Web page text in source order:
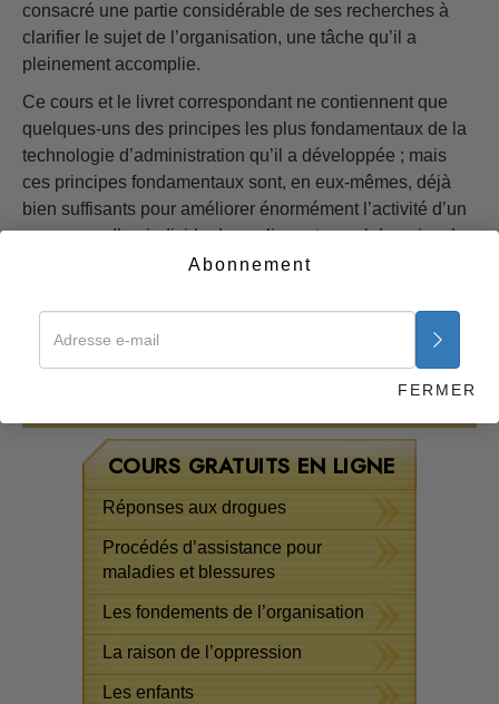
consacré une partie considérable de ses recherches à
clarifier le sujet de l’organisation, une tâche qu’il a
pleinement accomplie.
Ce cours et le livret correspondant ne contiennent que
quelques-uns des principes les plus fondamentaux de la
technologie d’administration qu’il a développée ; mais
ces principes fondamentaux sont, en eux-mêmes, déjà
bien suffisants pour améliorer énormément l’activité d’un
groupe ou d’un individu dans n’importe quel domaine. Le
chaos et la confusion ne sont pas des conditions de vie
naturelles ne sont pas comprises et suivies. Ce chapitre
contient quelques-unes des lois naturelles sur
l’organisation.
COURS GRATUITS EN LIGNE
Réponses aux drogues
Procédés d’assistance pour
maladies et blessures
Les fondements de l’organisation
La raison de l’oppression
Les enfants
Abonnement
FERMER